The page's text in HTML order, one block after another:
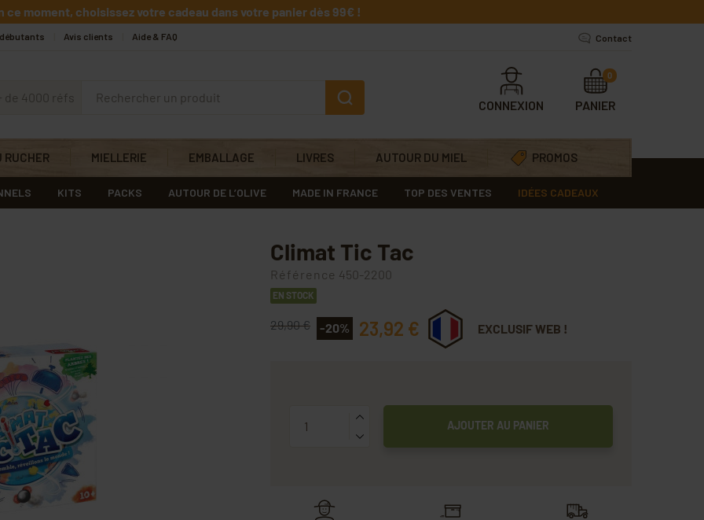
ce moment, choisissez votre cadeau dans votre panier dès 99€ !
débutants Avis clients Aide & FAQ Contact
de 4000 réfs
CONNEXION PANIER
0
RUCHER MIELLERIE EMBALLAGE LIVRES AUTOUR DU MIEL PROMOS
KITS PACKS AUTOUR DE L’OLIVE MADE IN FRANCE TOP DES VENTES IDÉES CADEAUX
Climat Tic Tac
Référence 450-2200
EN STOCK
29,90 € -20% 23,92 € EXCLUSIF WEB !
AJOUTER AU PANIER